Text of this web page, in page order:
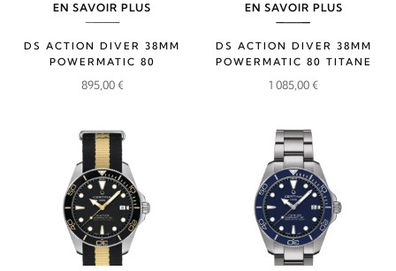
EN SAVOIR PLUS
DS ACTION DIVER 38MM
POWERMATIC 80
895,00€
EN SAVOIR PLUS
DS ACTION DIVER 38MM
POWERMATIC 80 TITANE
1 085,00€